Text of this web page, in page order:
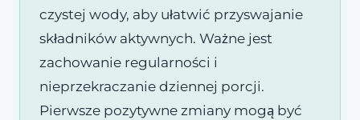
czystej wody, aby ułatwić przyswajanie
składników aktywnych. Ważne jest
zachowanie regularności i
nieprzekraczanie dziennej porcji.
Pierwsze pozytywne zmiany mogą być